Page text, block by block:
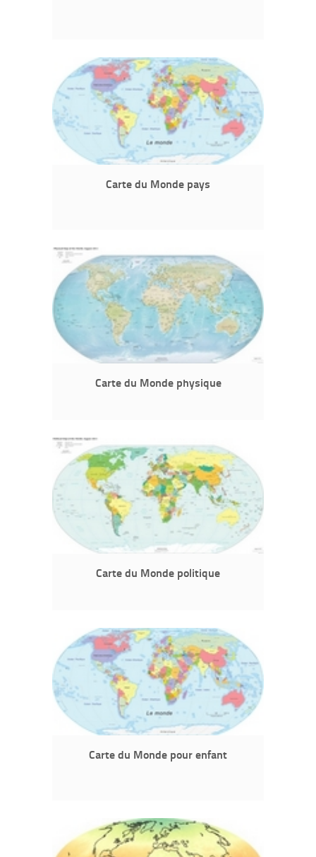
Carte du Monde pays
Carte du Monde physique
Carte du Monde politique
Carte du Monde pour enfant